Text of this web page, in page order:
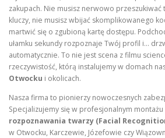
zakupach. Nie musisz nerwowo
kluczy, nie musisz wbijać skomplikowanego
martwić się o zgubioną kartę dostępu.
ułamku sekundy rozpoznaje Twój profil i…
automatycznie. To nie jest scena z filmu
rzeczywistość, którą instalujemy w domach
Otwocku i okolicach.
Nasza firma to pionierzy nowoczesnych
Specjalizujemy się w profesjonalnym montażu
rozpoznawania twarzy (Facial
w Otwocku, Karczewie, Józefowie czy